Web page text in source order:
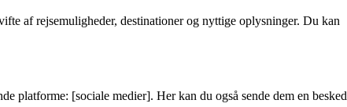
af rejsemuligheder, destinationer og nyttige oplysninger. Du kan
platforme: [sociale medier]. Her kan du også sende dem en besked